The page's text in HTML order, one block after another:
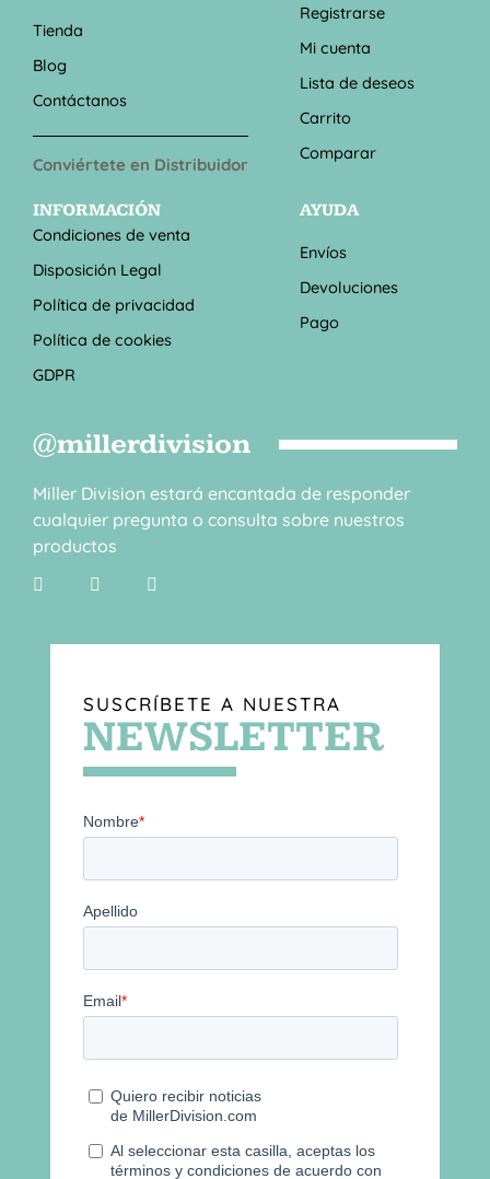
Tienda
Blog
Contáctanos
Conviértete en Distribuidor
Registrarse
Mi cuenta
Lista de deseos
Carrito
Comparar
INFORMACIÓN
Condiciones de venta
Disposición Legal
Política de privacidad
Política de cookies
GDPR
AYUDA
Envíos
Devoluciones
Pago
@millerdivision
Miller Division estará encantada de responder
cualquier pregunta o consulta sobre nuestros
productos
SUSCRÍBETE A NUESTRA
NEWSLETTER